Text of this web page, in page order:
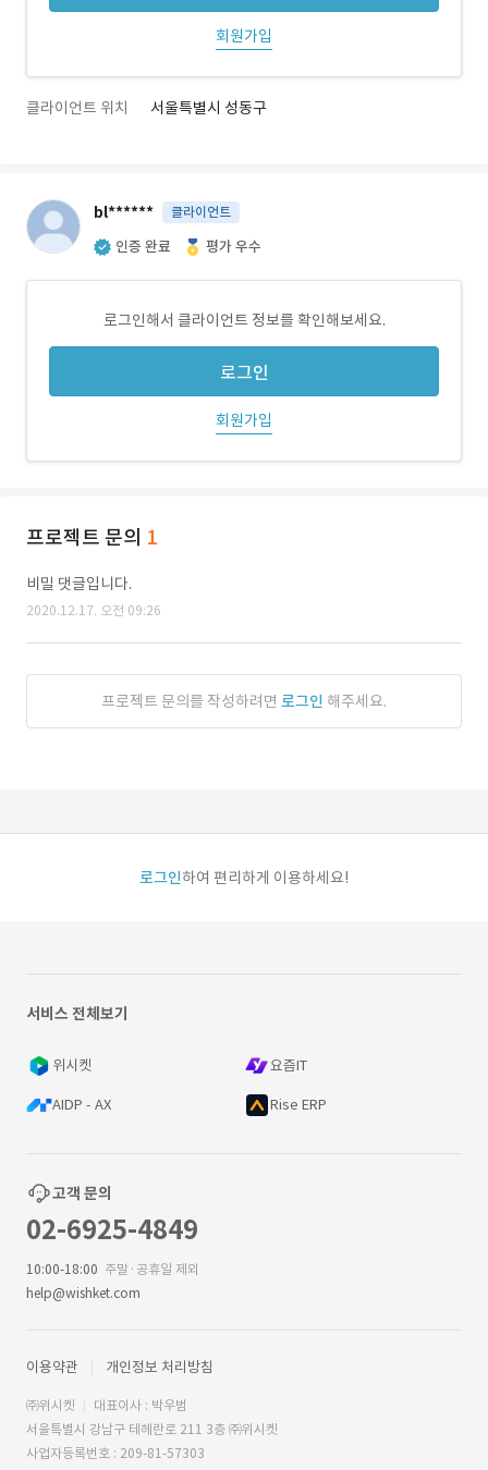
회원가입
클라이언트 위치 서울특별시 성동구
bl****** 클라이언트
인증 완료 평가 우수
로그인해서 클라이언트 정보를 확인해보세요.
로그인
회원가입
프로젝트 문의 1
비밀 댓글입니다.
2020.12.17. 오전 09:26
프로젝트 문의를 작성하려면 로그인 해주세요.
로그인하여 편리하게 이용하세요!
서비스 전체보기
위시켓 요즘IT
AIDP - AX Rise ERP
고객 문의
02-6925-4849
10:00-18:00 주말·공휴일 제외
help@wishket.com
이용약관 개인정보 처리방침
㈜위시켓
대표이사 : 박우범
서울특별시 강남구 테헤란로 211 3층 ㈜위시켓
사업자등록번호 : 209-81-57303